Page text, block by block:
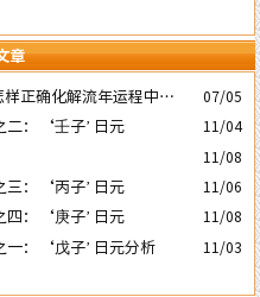
章
正确化解流年运程中的灾
07/05
二：‘壬子’ 日元 11/04
11/08
三：‘丙子’ 日元 11/06
四：‘庚子’ 日元 11/08
一：‘戊子’ 日元分析 11/03